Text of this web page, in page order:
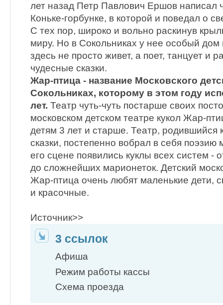
лет назад Петр Павлович Ершов написал
Коньке-горбунке, в которой и поведал о
С тех пор, широко и вольно раскинув
миру. Но в Сокольниках у нее особый
здесь не просто живет, а поет, танцует и
чудесные сказки.
Жар-птица - название Московского
Сокольниках, которому в этом году
лет. Театр чуть-чуть постарше своих
московском детском театре кукол Жар-
детям 3 лет и старше. Театр, родившийся
сказки, постепенно вобрал в себя
его сцене появились куклы всех систем -
до сложнейших марионеток. Детский
Жар-птица очень любят маленькие дети,
и красочные.
Источник>>
3 ссылок
Афиша
Режим работы кассы
Схема проезда